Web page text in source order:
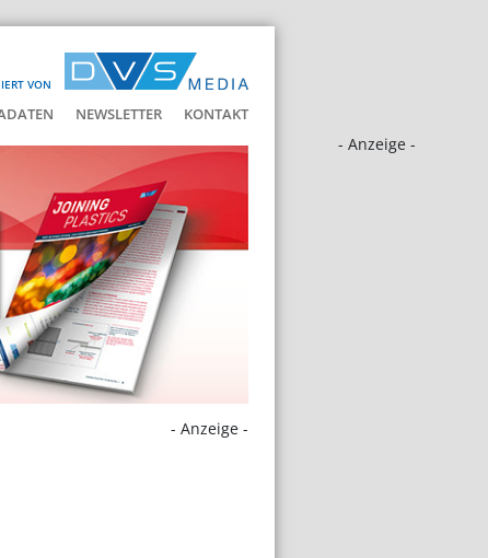
VON
NEWSLETTER KONTAKT
- Anzeige -
- Anzeige -